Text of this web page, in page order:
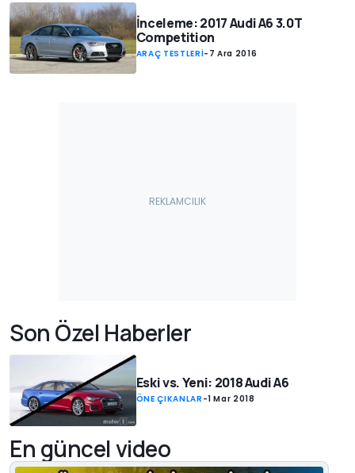
İnceleme: 2017 Audi A6 3.0T
Competition
ARAÇ TESTLERİ- 7 Ara 2016
Son Özel Haberler
Eski vs. Yeni: 2018 Audi A6
ÖNE ÇIKANLAR -1 Mar 2018
En güncel video